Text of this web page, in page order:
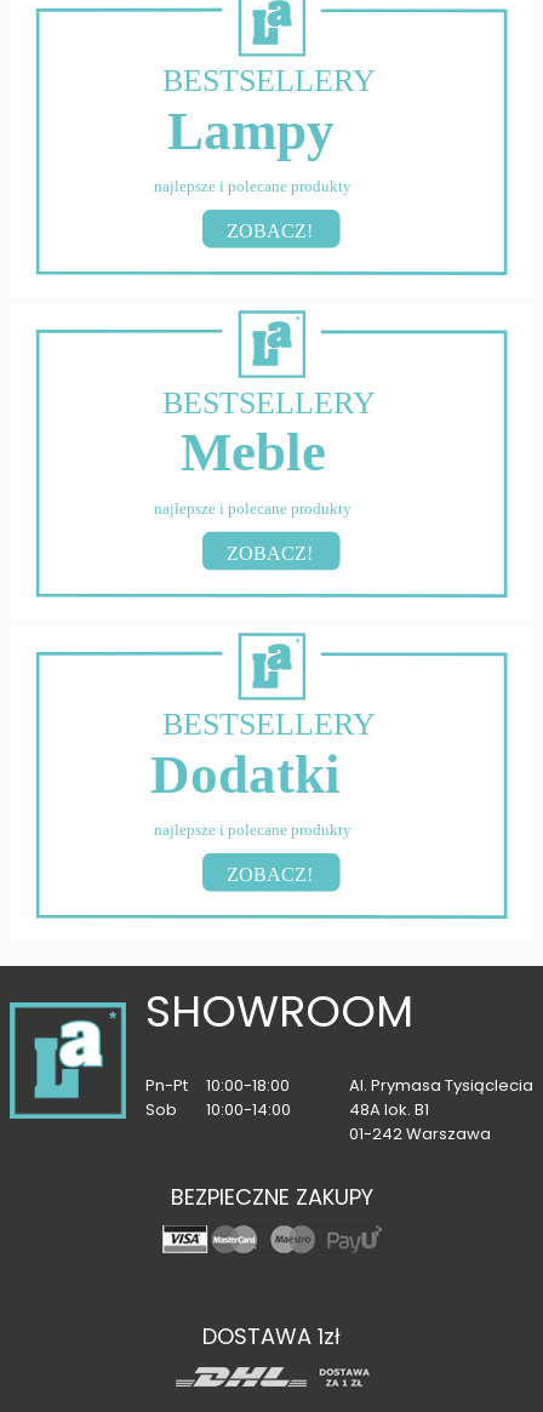
BESTSELLERY
Lampy
najlepsze i polecane produkty
ZOBACZ!
BESTSELLERY
Meble
najlepsze i polecane produkty
ZOBACZ!
BESTSELLERY
Dodatki
najlepsze i polecane produkty
ZOBACZ!
SHOWROOM
Pn-Pt
10:00-18:00
Sob
10:00-14:00
Al. Prymasa Tysiąclecia
48A lok. B1
01-242 Warszawa
BEZPIECZNE ZAKUPY
DOSTAWA 1zł